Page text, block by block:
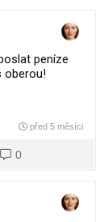
peníze
oberou!
před 5 měsíci
0